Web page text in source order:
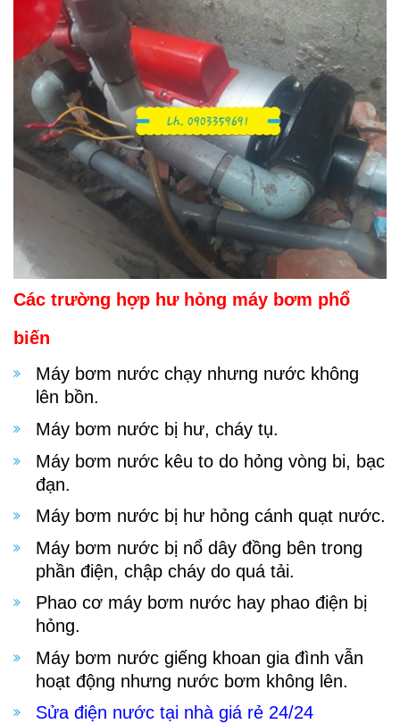
Các trường hợp hư hỏng máy bơm phổ
biến
Máy bơm nước chạy nhưng nước không
lên bồn.
Máy bơm nước bị hư, cháy tụ.
Máy bơm nước kêu to do hỏng vòng bi, bạc
đạn.
Máy bơm nước bị hư hỏng cánh quạt nước.
Máy bơm nước bị nổ dây đồng bên trong
phần điện, chập cháy do quá tải.
Phao cơ máy bơm nước hay phao điện bị
hỏng.
Máy bơm nước giếng khoan gia đình vẫn
hoạt động nhưng nước bơm không lên.
Sửa điện nước tại nhà giá rẻ 24/24